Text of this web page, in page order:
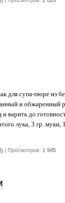
для супа-пюре
и
варить до
лука, 3 гр.
| Просмотров: 1 945